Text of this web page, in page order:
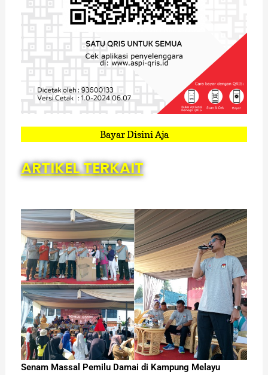
Bayar Disini Aja
ARTIKEL TERKAIT
Senam Massal Pemilu Damai di Kampung Melayu